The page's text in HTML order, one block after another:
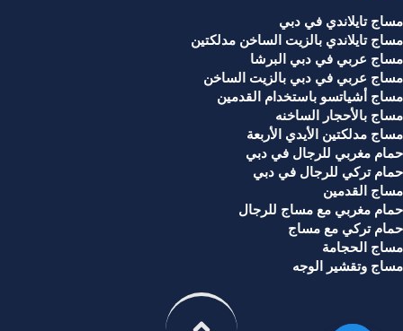
مساج تايلاندي في دبي
مساج تايلاندي بالزيت الساخن مدلكتين
مساج عربي في دبي البرشا
مساج عربي في دبي بالزيت الساخن
مساج أشياتسو باستخدام القدمين
مساج بالأحجار الساخنه
مساج مدلكتين الأيدي الأربعة
حمام مغربي للرجال في دبي
حمام تركي للرجال في دبي
مساج القدمين
حمام مغربي مع مساج للرجال
حمام تركي مع مساج
مساج الحجامة
مساج وتقشير الوجه